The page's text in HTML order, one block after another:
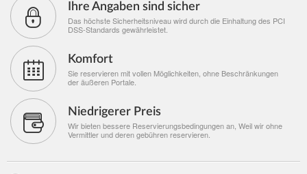
Ihre Angaben sind sicher
Das höchste Sicherheitsniveau wird durch die Einhaltung des PCI
DSS-Standards gewährleistet.
Komfort
Sie reservieren mit vollen Möglichkeiten, ohne Beschränkungen
der äußeren Portale.
Niedrigerer Preis
Wir bieten bessere Reservierungsbedingungen an, Weil wir ohne
Vermittler und deren gebühren reservieren.